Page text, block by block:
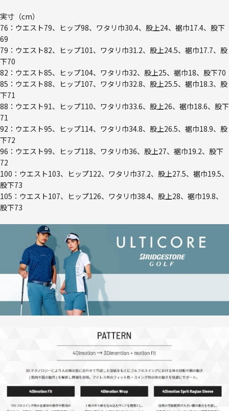
実寸（cm）
76：ウエスト79、ヒップ98、ワタリ巾30.4、股上24、裾巾17.4、股下
69
79：ウエスト82、ヒップ101、ワタリ巾31.2、股上24.5、裾巾17.7、股
下70
82：ウエスト85、ヒップ104、ワタリ巾32、股上25、裾巾18、股下70
85：ウエスト88、ヒップ107、ワタリ巾32.8、股上25.5、裾巾18.3、股
下71
88：ウエスト91、ヒップ110、ワタリ巾33.6、股上26、裾巾18.6、股下
71
92：ウエスト95、ヒップ114、ワタリ巾34.8、股上26.5、裾巾18.9、股
下72
96：ウエスト99、ヒップ118、ワタリ巾36、股上27、裾巾19.2、股下
72
100：ウエスト103、ヒップ122、ワタリ巾37.2、股上27.5、裾巾19.5、
股下73
105：ウエスト107、ヒップ126、ワタリ巾38.4、股上28、裾巾19.8、
股下73